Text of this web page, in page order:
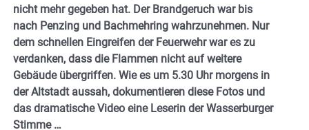
nicht mehr gegeben hat. Der Brandgeruch war bis
nach Penzing und Bachmehring wahrzunehmen. Nur
dem schnellen Eingreifen der Feuerwehr war es zu
verdanken, dass die Flammen nicht auf weitere
Gebäude übergriffen. Wie es um 5.30 Uhr morgens in
der Altstadt aussah, dokumentieren diese Fotos und
das dramatische Video eine Leserin der Wasserburger
Stimme …